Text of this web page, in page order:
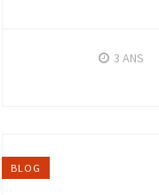
3 ANS
BLOG